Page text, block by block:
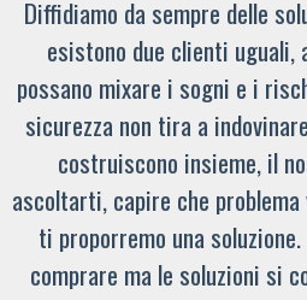
Diffidiamo da sempre delle
esistono due clienti
possano mixare i sogni e i
sicurezza non tira a
costruiscono insieme, il
ascoltarti, capire che
ti proporremo una
comprare ma le soluzioni si